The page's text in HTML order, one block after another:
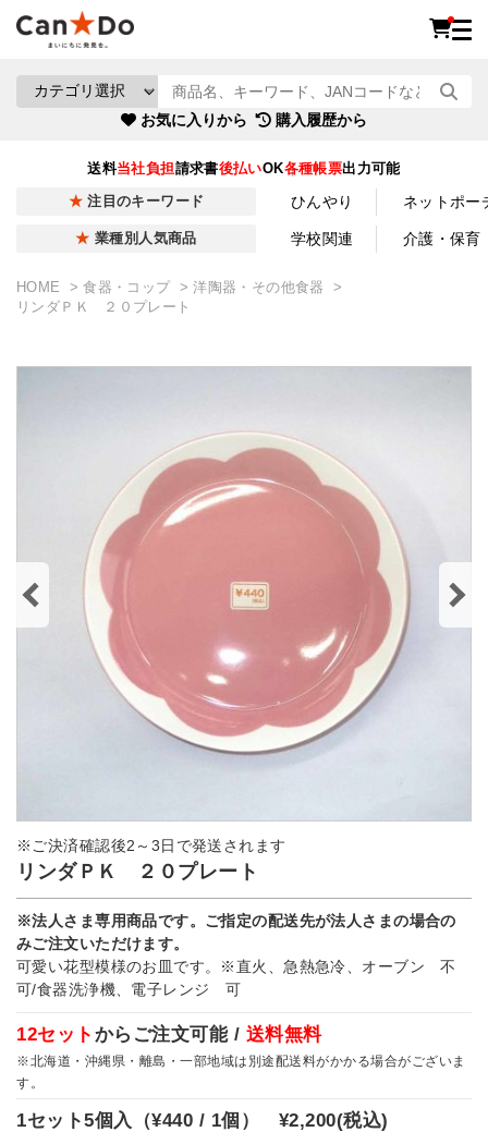
お気に入りから 購入履歴から
送料当社負担請求書後払いOK各種帳票出力可能
注目のキーワード ひんやり ネットポー
業種別人気商品 学校関連 介護・保育
HOME 食器・コップ
洋陶器・その他食器
リンダＰＫ ２０プレート
※ご決済確認後2～3日で発送されます
リンダＰＫ ２０プレート
※法人さま専用商品です。ご指定の配送先が法人さまの場合の
みご注文いただけます。
可愛い花型模様のお皿です。※直火、急熱急冷、オーブン 不
可/食器洗浄機、電子レンジ 可
12セット からご注文可能 / 送料無料
※北海道・沖縄県・離島・一部地域は別途配送料がかかる場合がございま
す。
1セット5個入（¥440 / 1個） ¥2,200(税込)